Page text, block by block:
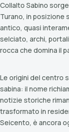
Collalto Sabino
Turano, in posizione
antico, quasi
selciato, archi,
rocca che domina il
Le origini del centro
sabina: il nome
notizie storiche
trasformato in
Seicento, è ancora